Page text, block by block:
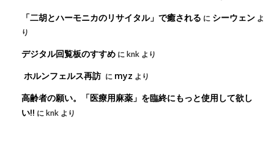
「二胡とハーモニカのリサイタル」で癒される に シーウェン よ
り
デジタル回覧板のすすめ にknk より
ホルンフェルス再訪 に myz より
高齢者の願い。「医療用麻薬」を臨終にもっと使用して欲し
い!! にknk より